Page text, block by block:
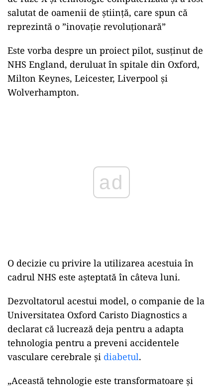
salutat de oamenii de știință, care spun că
reprezintă o ”inovație revoluționară”
Este vorba despre un proiect pilot, susținut de
NHS England, deruluat în spitale din Oxford,
Milton Keynes, Leicester, Liverpool și
Wolverhampton.
O decizie cu privire la utilizarea acestuia în
cadrul NHS este așteptată în câteva luni.
Dezvoltatorul acestui model, o companie de la
Universitatea Oxford Caristo Diagnostics a
declarat că lucrează deja pentru a adapta
tehnologia pentru a preveni accidentele
vasculare cerebrale și diabetul.
„Această tehnologie este transformatoare și